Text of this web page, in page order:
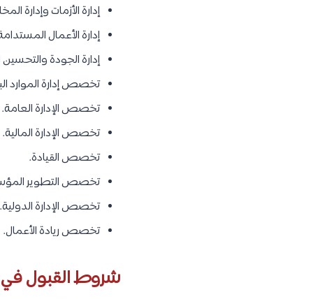
إدارة الأزمات وإدارة
إدارة الأعمال
إدارة الجودة
تخصص إدارة الموارد
تخصص الإدارة العامة.
تخصص الإدارة المالية.
تخصص القيادة.
تخصص التطوير
تخصص الإدارة الدولية.
تخصص ريادة الأعمال.
شروط القبول في